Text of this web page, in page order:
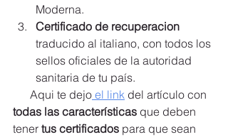
Moderna.
Certificado de recuperacion
traducido al italiano, con todos los
sellos oficiales de la autoridad
sanitaria de tu país.
      Aqui te dejo
el link del artículo con
todas las características que deben
tener tus certificados para que sean